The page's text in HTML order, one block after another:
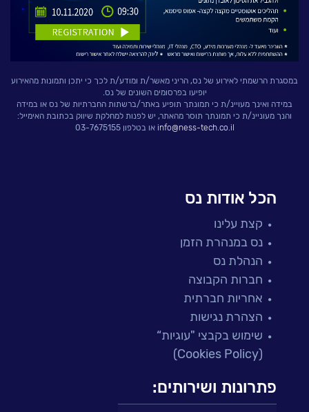
במסגרת הרשמתי לאירוע של נס, הריני מאשר/ת ומודע/ת לכך כי יתכן ותמונות מהאירוע
יופיעו בפרסומים השונים של נס.
במידה ואינך מעויינ/ת כי תמונתך תופיע באתר/ברשתות החברתיות של נס או במידה
והנך מעוניינ/ת כי תמונתך תוסר מהאתר, יש לפנות למחלקת שיווק בכתובת האימייל:
info@ness-tech.co.il או בטלפון 03-7675155
הכל אודות נס
קצת עלינו
נס במנהרת הזמן
הנהלת נס
חברות הקבוצה
אחריות חברתית
הצהרת נגישות
שימוש בקבצי "עוגיות“
(Cookies Policy)
פתרונות ושירותים: